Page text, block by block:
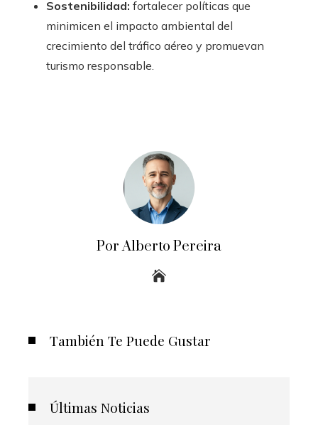
Sostenibilidad: fortalecer políticas que
minimicen el impacto ambiental del
crecimiento del tráfico aéreo y promuevan
turismo responsable.
Por Alberto Pereira
También Te Puede Gustar
Últimas Noticias